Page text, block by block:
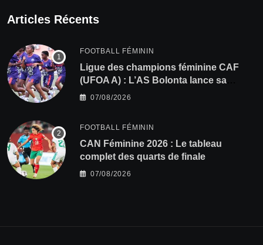
Articles Récents
FOOTBALL FÉMININ
Ligue des champions féminine CAF
(UFOA A) : L’AS Bolonta lance sa
conquête de l’Afrique en Gambie
07/08/2026
FOOTBALL FÉMININ
CAN Féminine 2026 : Le tableau
complet des quarts de finale
07/08/2026